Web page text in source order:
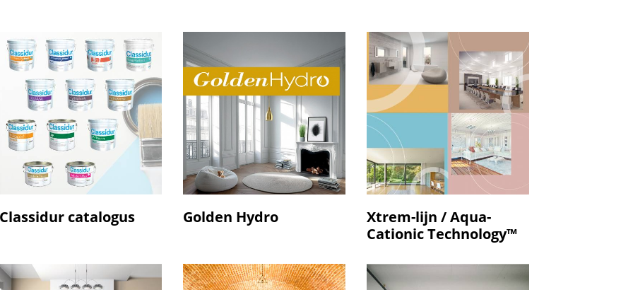
Classidur catalogus Golden Hydro
Xtrem-lijn / Aqua-
Cationic Technology™